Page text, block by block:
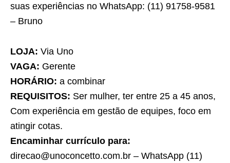
suas experiências no WhatsApp: (11) 91758-9581
– Bruno
LOJA: Via Uno
VAGA: Gerente
HORÁRIO: a combinar
REQUISITOS: Ser mulher, ter entre 25 a 45 anos,
Com experiência em gestão de equipes, foco em
atingir cotas.
Encaminhar currículo para:
direcao@unoconcetto.com.br – WhatsApp (11)